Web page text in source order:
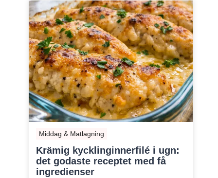
Middag & Matlagning
Krämig kycklinginnerfilé i ugn:
det godaste receptet med få
ingredienser